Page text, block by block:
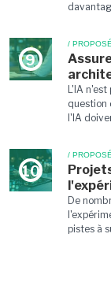
9
/
L'IA
question
l'IA
10
/
De
pistes à